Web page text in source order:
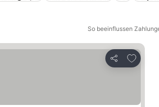
So beeinflussen
Teilen
Zu